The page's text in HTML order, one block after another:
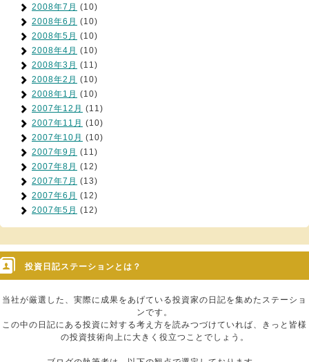
2008年7月 (10)
2008年6月 (10)
2008年5月 (10)
2008年4月 (10)
2008年3月 (11)
2008年2月 (10)
2008年1月 (10)
2007年12月 (11)
2007年11月 (10)
2007年10月 (10)
2007年9月 (11)
2007年8月 (12)
2007年7月 (13)
2007年6月 (12)
2007年5月 (12)
投資日記ステーションとは？
当社が厳選した、実際に成果をあげている投資家の日記を集めたステーショ
ンです。
この中の日記にある投資に対する考え方を読みつづけていれば、きっと皆様
の投資技術向上に大きく役立つことでしょう。